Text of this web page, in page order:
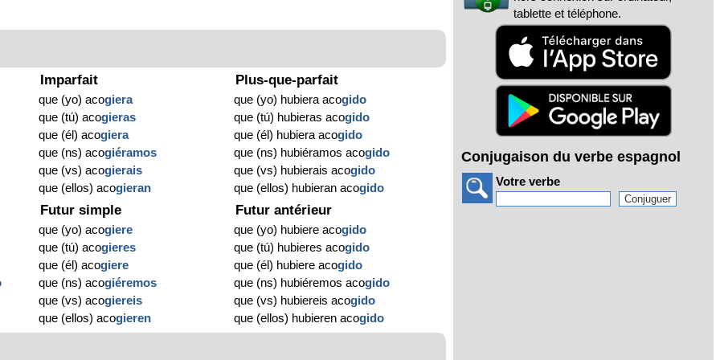
Imparfait
que (yo) acogiera
que (tú) acogieras
que (él) acogiera
que (ns) acogiéramos
que (vs) acogierais
que (ellos) acogieran
Plus-que-parfait
que (yo) hubiera acogido
que (tú) hubieras acogido
que (él) hubiera acogido
que (ns) hubiéramos acogido
que (vs) hubierais acogido
que (ellos) hubieran acogido
Futur simple
que (yo) acogiere
que (tú) acogieres
que (él) acogiere
que (ns) acogiéremos
que (vs) acogiereis
que (ellos) acogieren
Futur antérieur
que (yo) hubiere acogido
que (tú) hubieres acogido
que (él) hubiere acogido
que (ns) hubiéremos acogido
que (vs) hubiereis acogido
que (ellos) hubieren acogido
tablette et téléphone.
Conjugaison du verbe espagnol
Votre verbe